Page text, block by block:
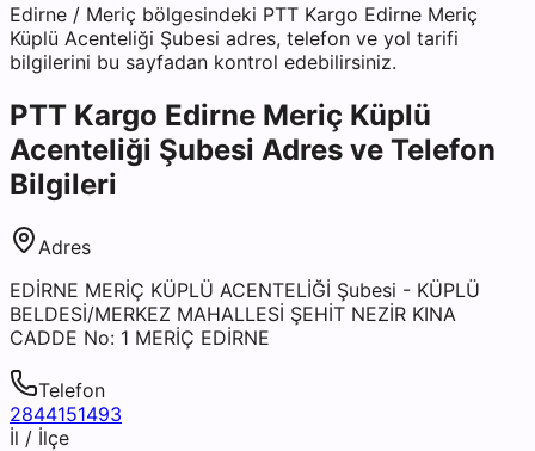
Edirne / Meriç bölgesindeki PTT Kargo Edirne Meriç
Küplü Acenteliği Şubesi adres, telefon ve yol tarifi
bilgilerini bu sayfadan kontrol edebilirsiniz.
PTT Kargo Edirne Meriç Küplü
Acenteliği Şubesi Adres ve Telefon
Bilgileri
Adres
EDİRNE MERİÇ KÜPLÜ ACENTELİĞİ Şubesi - KÜPLÜ
BELDESİ/MERKEZ MAHALLESİ ŞEHİT NEZİR KINA
CADDE No: 1 MERİÇ EDİRNE
Telefon
2844151493
İl / İlçe